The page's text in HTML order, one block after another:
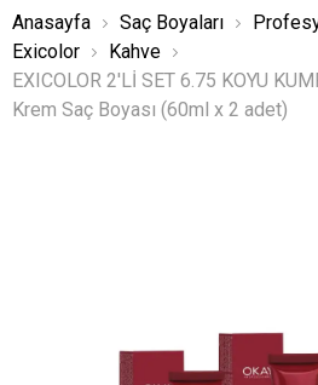
Anasayfa Saç Boyaları
Exicolor
Kahve
EXICOLOR 2'Lİ SET 6.75 KOYU
Krem Saç Boyası (60ml x 2 adet)